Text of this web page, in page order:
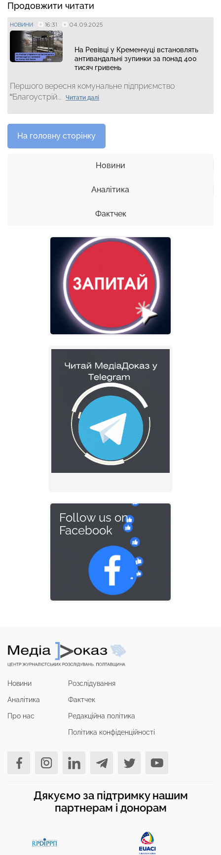
Продовжити читати
НОВИНИ 16:31 04.09.2025
На Ревівці у Кременчуці встановлять
антивандальні зупинки за понад 400
тисяч гривень
Першого вересня комунальне підприємство
“Благоустрій...
Читати далі
На головну сторінку
Новини
Аналітика
Фактчек
Follow us on
Facebook
Новини
Аналітика
Про нас
Розслідування
Фактчек
Редакційна політика
Політика конфіденційності
Дякуємо за підтримку нашим
партнерам і донорам